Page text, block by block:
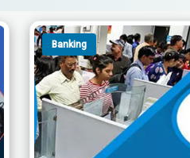
Banking